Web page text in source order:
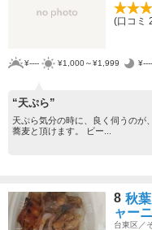
(口コミ
¥---- ¥1,000～¥1,999 ¥----
“天ぷら”
天ぷら気分の時に、良く伺うのが
蕎麦と頂けます。 ビー...
8 秋
ャー
台東区／